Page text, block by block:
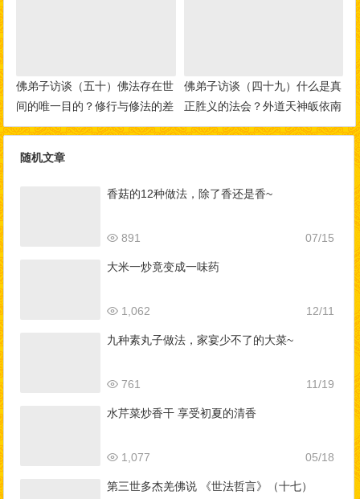
佛弟子访谈（五十）佛法存在世
间的唯一目的？修行与修法的差
别，如何做到三业相应？
佛弟子访谈（四十九）什么是真
正胜义的法会？外道天神皈依南
无羌佛的事迹
随机文章
香菇的12种做法，除了香还是香~
07/15
891
大米一炒竟变成一味药
12/11
1,062
九种素丸子做法，家宴少不了的大菜~
11/19
761
水芹菜炒香干 享受初夏的清香
05/18
1,077
第三世多杰羌佛说 《世法哲言》（十七）